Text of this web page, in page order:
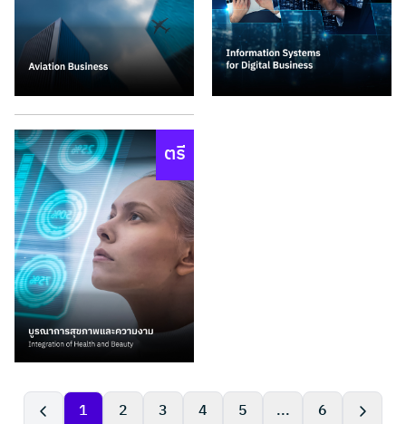
ตรี
1 2 3 4 5 ... 6